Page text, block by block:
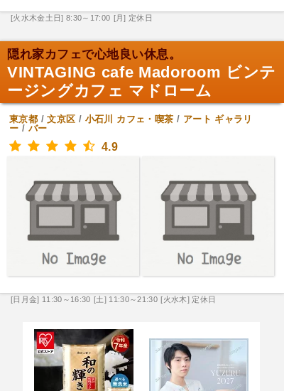
[火水木金土日] 8:30～17:00 [月] 定休日
隠れ家カフェで心地良い休息。
VINTAGING cafe Madoroom ビンテ
ージングカフェ マドローム
東京都 /文京区 / 小石川 カフェ・喫茶 / アート ギャラリ
ー / バー
4.9
[日月金] 11:30～16:30 [土] 11:30～21:30 [火水木] 定休日